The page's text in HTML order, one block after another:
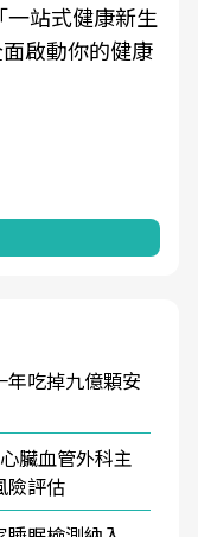
站式健康新生
啟動你的健康
吃掉九億顆安
臟血管外科主
險評估